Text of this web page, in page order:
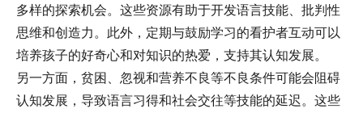
多样的探索机会。这些资源有助于开发语言技能、批判性
思维和创造力。此外，定期与鼓励学习的看护者互动可以
培养孩子的好奇心和对知识的热爱，支持其认知发展。
另一方面，贫困、忽视和营养不良等不良条件可能会阻碍
认知发展，导致语言习得和社会交往等技能的延迟。这些